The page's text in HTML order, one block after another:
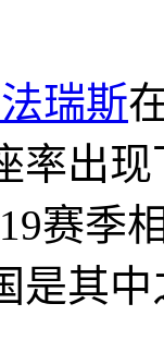
瑞斯
率出
赛季
是其